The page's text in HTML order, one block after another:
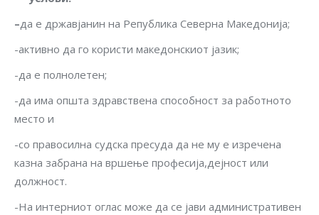
–да е државјанин на Република Северна Македонија;
-активно да го користи македонскиот јазик;
-да е полнолетен;
-да има општа здравствена способност за работното
место и
-со правосилна судска пресуда да не му е изречена
казна забрана на вршење професија,дејност или
должност.
-На интерниот оглас може да се јави административен